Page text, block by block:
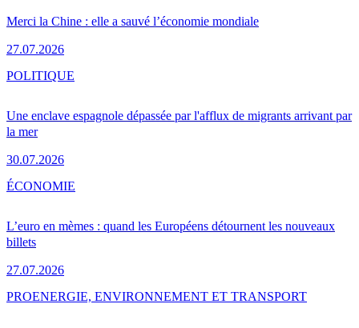
Merci la Chine : elle a sauvé l’économie mondiale
27.07.2026
Une enclave espagnole dépassée par l'afflux de migrants arrivant par
la mer
30.07.2026
POLITIQUE
L’euro en mèmes : quand les Européens détournent les nouveaux
billets
27.07.2026
ÉCONOMIE
PROENERGIE, ENVIRONNEMENT ET TRANSPORT